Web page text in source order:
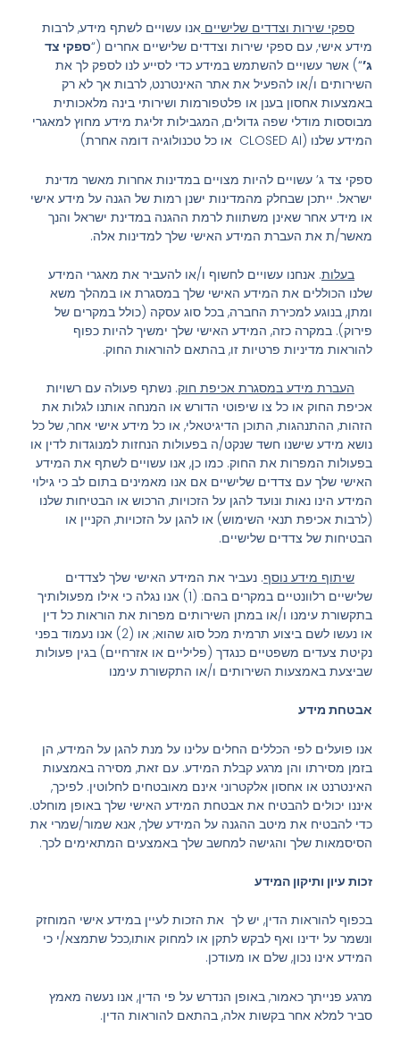
ספקי שירות וצדדים שלישייםאנו עשויים לשתף מידע, לרבות
מידע אישי, עם ספקי שירות וצדדים שלישיים אחרים (“ספקי צד
ג’“) אשר עשויים להשתמש במידע כדי לסייע לנו לספק לך את
השירותים ו/או להפעיל את אתר האינטרנט, לרבות אך לא רק
באמצעות אחסון בענן או פלטפורמות ושירותי בינה מלאכותית
מבוססות מודלי שפה גדולים, המגבילות זליגת מידע מחוץ למאגרי
המידע שלנו (CLOSED AI או כל טכנולוגיה דומה אחרת)
ספקי צד ג’ עשויים להיות מצויים במדינות אחרות מאשר מדינת
ישראל. ייתכן שבחלק מהמדינות ישנן רמות של הגנה על מידע אישי
או מידע אחר שאינן משתוות לרמת ההגנה במדינת ישראל והנך
מאשר/ת את העברת המידע האישי שלך למדינות אלה.
בעלות. אנחנו עשויים לחשוף ו/או להעביר את מאגרי המידע
שלנו הכוללים את המידע האישי שלך במסגרת או במהלך משא
ומתן, בנוגע למכירת החברה, בכל סוג עסקה (כולל במקרים של
פירוק). במקרה כזה, המידע האישי שלך ימשיך להיות כפוף
להוראות מדיניות פרטיות זו, בהתאם להוראות החוק.
העברת מידע במסגרת אכיפת חוק. נשתף פעולה עם רשויות
אכיפת החוק או כל צו שיפוטי הדורש או המנחה אותנו לגלות את
הזהות, ההתנהגות, התוכן הדיגיטאלי, או כל מידע אישי אחר, של כל
נושא מידע שישנו חשד שנקט/ה בפעולות הנחזות למנוגדות לדין או
בפעולות המפרות את החוק. כמו כן, אנו עשויים לשתף את המידע
האישי שלך עם צדדים שלישיים אם אנו מאמינים בתום לב כי גילוי
המידע הינו נאות ונועד להגן על הזכויות, הרכוש או הבטיחות שלנו
(לרבות אכיפת תנאי השימוש) או להגן על הזכויות, הקניין או
הבטיחות של צדדים שלישיים.
שיתוף מידע נוסף. נעביר את המידע האישי שלך לצדדים
שלישיים רלוונטיים במקרים בהם: (1) אנו נגלה כי אילו מפעולותיך
בתקשורת עימנו ו/או במתן השירותים מפרות את הוראות כל דין
או נעשו לשם ביצוע תרמית מכל סוג שהוא; או (2) אנו נעמוד בפני
נקיטת צעדים משפטיים כנגדך (פליליים או אזרחיים) בגין פעולות
שביצעת באמצעות השירותים ו/או התקשורת עימנו
אבטחת מידע
אנו פועלים לפי הכללים החלים עלינו על מנת להגן על המידע, הן
בזמן מסירתו והן מרגע קבלת המידע. עם זאת, מסירה באמצעות
האינטרנט או אחסון אלקטרוני אינם מאובטחים לחלוטין. לפיכך,
איננו יכולים להבטיח את אבטחת המידע האישי שלך באופן מוחלט.
כדי להבטיח את מיטב ההגנה על המידע שלך, אנא שמור/שמרי את
הסיסמאות שלך והגישה למחשב שלך באמצעים המתאימים לכך.
זכות עיון ותיקון המידע
בכפוף להוראות הדין, יש לך את הזכות לעיין במידע אישי המוחזק
ונשמר על ידינו ואף לבקש לתקן או למחוק אותו,ככל שתמצא/י כי
המידע אינו נכון, שלם או מעודכן.
מרגע פנייתך כאמור, באופן הנדרש על פי הדין, אנו נעשה מאמץ
סביר למלא אחר בקשות אלה, בהתאם להוראות הדין.